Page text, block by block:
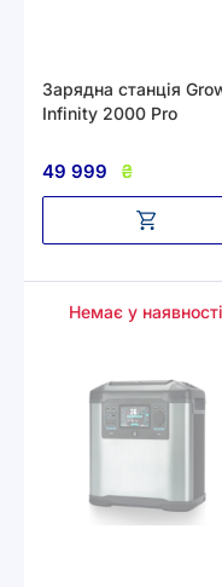
Зарядна станція
Infinity 2000 Pro
49 999 ₴
Немає у наявності